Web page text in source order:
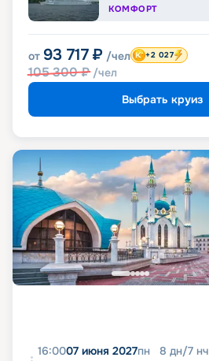
КОМФОРТ
от 93 717 ₽ /чел
105 300₽ /чел
+2 027
Выбрать круиз
16:0007 июня 2027пн 8 дн/7 нч